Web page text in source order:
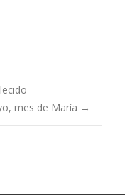
mes de María →